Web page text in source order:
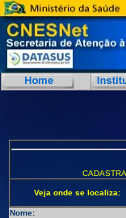
Veja onde se localiza:
Nome: